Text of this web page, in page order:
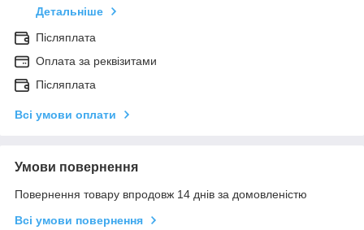
Детальніше
Післяплата
Оплата за реквізитами
Післяплата
Всі умови оплати
Умови повернення
Повернення товару впродовж 14 днів за домовленістю
Всі умови повернення